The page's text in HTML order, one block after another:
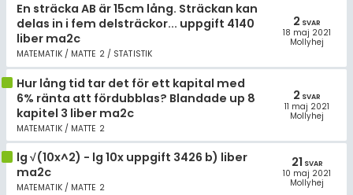
En sträcka AB är 15cm lång. Sträckan kan
delas in i fem delsträckor... uppgift 4140
liber ma2c
MATEMATIK / MATTE 2 / STATISTIK
2 SVAR
18 maj 2021
Mollyhej
Hur lång tid tar det för ett kapital med
6% ränta att fördubblas? Blandade up 8
kapitel 3 liber ma2c
MATEMATIK / MATTE 2
2 SVAR
11 maj 2021
Mollyhej
lg √(10x^2) - lg 10x uppgift 3426 b) liber
ma2c
MATEMATIK / MATTE 2
21 SVAR
10 maj 2021
Mollyhej